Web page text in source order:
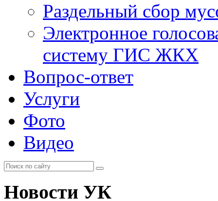
Раздельный сбор
Электронное
систему ГИС ЖКХ
Вопрос-ответ
Услуги
Фото
Видео
Новости УК